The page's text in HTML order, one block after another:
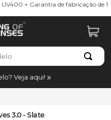
+ Garantia de fabricação de 1
Veja aqui!
3.0 - Slate